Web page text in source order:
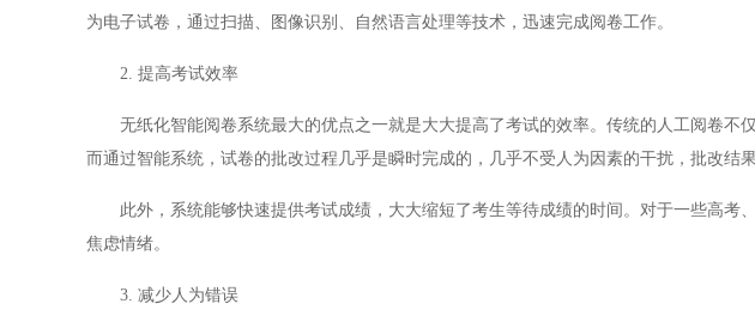
为电子试卷，通过扫描、图像识别、自然语言处理等技术，迅速完成阅卷工作。
2. 提高考试效率
无纸化智能阅卷系统最大的优点之一就是大大提高了考试的效率。传统的人工阅卷不
而通过智能系统，试卷的批改过程几乎是瞬时完成的，几乎不受人为因素的干扰，批改结果
此外，系统能够快速提供考试成绩，大大缩短了考生等待成绩的时间。对于一些高考
焦虑情绪。
3. 减少人为错误